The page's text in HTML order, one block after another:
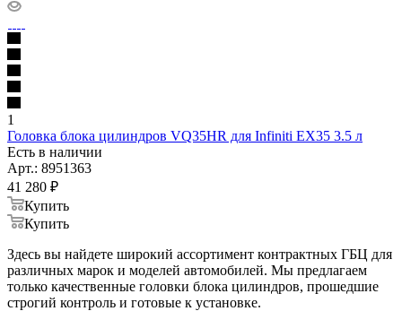
1
Головка блока цилиндров VQ35HR для Infiniti EX35 3.5 л
Есть в наличии
Арт.: 8951363
41 280 ₽
Купить
Купить
Здесь вы найдете широкий ассортимент контрактных ГБЦ для
различных марок и моделей автомобилей. Мы предлагаем
только качественные головки блока цилиндров, прошедшие
строгий контроль и готовые к установке.